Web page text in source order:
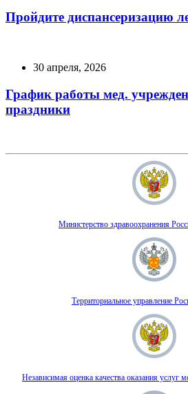
Пройдите диспансеризацию
30 апреля, 2026
График работы мед.
праздники
Министерство здравоохранения
Территориальное управление
Независимая оценка качества оказания услуг